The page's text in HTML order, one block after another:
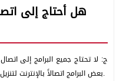
ج: لا تحتاج جميع البرامج إلى
بعض البرامج اتصالاً بالإنترنت لتنزيل مكونات إضافية أو التحقق من الترخيص.